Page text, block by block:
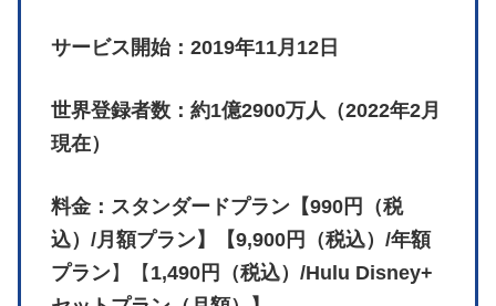
サービス開始：2019年11月12日
世界登録者数：約1億2900万人（2022年2月
現在）
料金：スタンダードプラン【990円（税
込）/月額プラン】【9,900円（税込）/年額
プラン】【 1,490円（税込）/Hulu Disney+